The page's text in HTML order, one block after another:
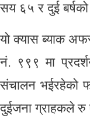
सय ६५ र दुई बर्षको
यो क्यास ब्याक
नं. ९९९ मा
संचालन भईरहेको
दुईजना ग्राहकले रु